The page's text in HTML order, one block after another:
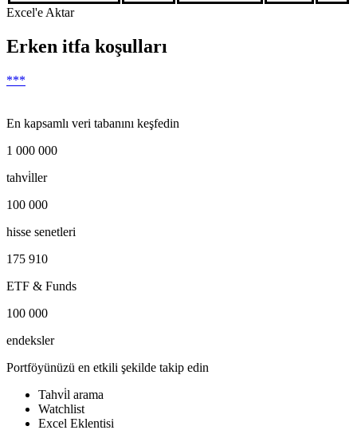
Excel'e Aktar
Erken itfa koşulları
***
En kapsamlı veri tabanını keşfedin
1 000 000
tahvi̇ller
100 000
hisse senetleri
175 910
ETF & Funds
100 000
endeksler
Portföyünüzü en etkili şekilde takip edin
Tahvi̇l arama
Watchlist
Excel Eklentisi